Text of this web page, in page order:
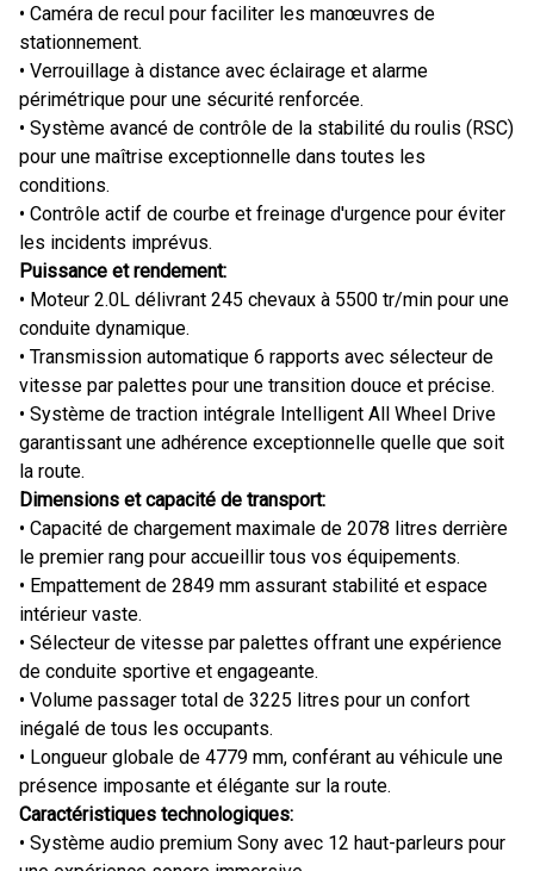
• Caméra de recul pour faciliter les manœuvres de
stationnement.
• Verrouillage à distance avec éclairage et alarme
périmétrique pour une sécurité renforcée.
• Système avancé de contrôle de la stabilité du roulis (RSC)
pour une maîtrise exceptionnelle dans toutes les
conditions.
• Contrôle actif de courbe et freinage d'urgence pour éviter
les incidents imprévus.
Puissance et rendement:
• Moteur 2.0L délivrant 245 chevaux à 5500 tr/min pour une
conduite dynamique.
• Transmission automatique 6 rapports avec sélecteur de
vitesse par palettes pour une transition douce et précise.
• Système de traction intégrale Intelligent All Wheel Drive
garantissant une adhérence exceptionnelle quelle que soit
la route.
Dimensions et capacité de transport:
• Capacité de chargement maximale de 2078 litres derrière
le premier rang pour accueillir tous vos équipements.
• Empattement de 2849 mm assurant stabilité et espace
intérieur vaste.
• Sélecteur de vitesse par palettes offrant une expérience
de conduite sportive et engageante.
• Volume passager total de 3225 litres pour un confort
inégalé de tous les occupants.
• Longueur globale de 4779 mm, conférant au véhicule une
présence imposante et élégante sur la route.
Caractéristiques technologiques:
• Système audio premium Sony avec 12 haut-parleurs pour